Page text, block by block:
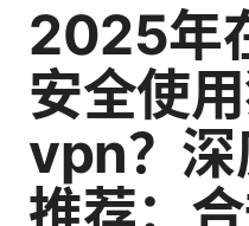
2025年
安全使
vpn？深
推荐：合